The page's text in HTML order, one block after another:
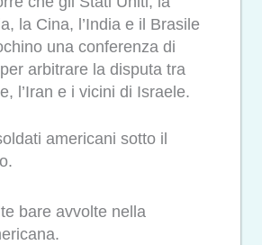
la Cina, l’India e il Brasile
una conferenza di
arbitrare la disputa tra
l’Iran e i vicini di Israele.
americani sotto il
bare avvolte nella